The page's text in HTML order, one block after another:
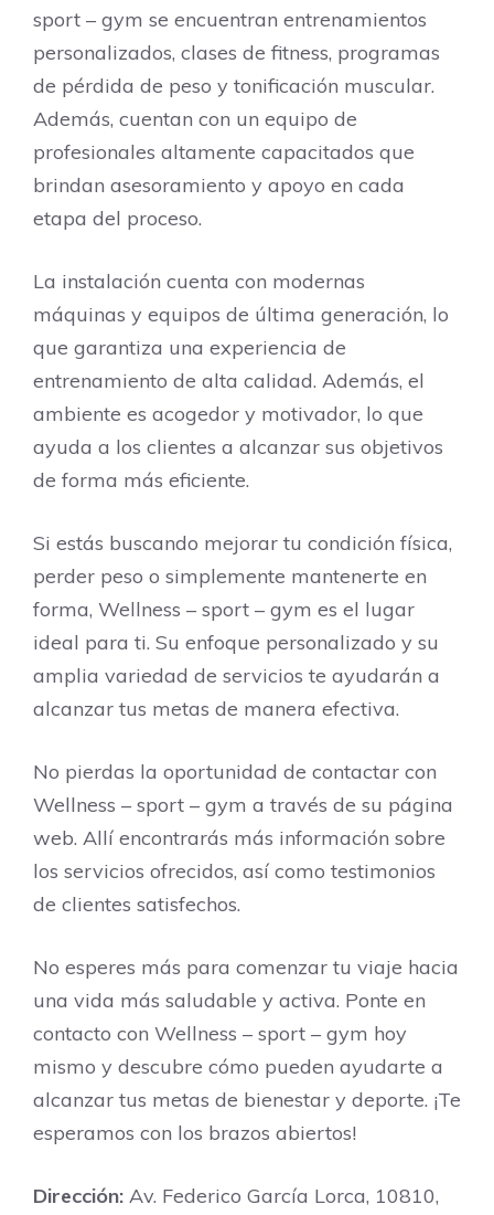
sport – gym se encuentran entrenamientos
personalizados, clases de fitness, programas
de pérdida de peso y tonificación muscular.
Además, cuentan con un equipo de
profesionales altamente capacitados que
brindan asesoramiento y apoyo en cada
etapa del proceso.
La instalación cuenta con modernas
máquinas y equipos de última generación, lo
que garantiza una experiencia de
entrenamiento de alta calidad. Además, el
ambiente es acogedor y motivador, lo que
ayuda a los clientes a alcanzar sus objetivos
de forma más eficiente.
Si estás buscando mejorar tu condición física,
perder peso o simplemente mantenerte en
forma, Wellness – sport – gym es el lugar
ideal para ti. Su enfoque personalizado y su
amplia variedad de servicios te ayudarán a
alcanzar tus metas de manera efectiva.
No pierdas la oportunidad de contactar con
Wellness – sport – gym a través de su página
web. Allí encontrarás más información sobre
los servicios ofrecidos, así como testimonios
de clientes satisfechos.
No esperes más para comenzar tu viaje hacia
una vida más saludable y activa. Ponte en
contacto con Wellness – sport – gym hoy
mismo y descubre cómo pueden ayudarte a
alcanzar tus metas de bienestar y deporte. ¡Te
esperamos con los brazos abiertos!
Dirección: Av. Federico García Lorca, 10810,